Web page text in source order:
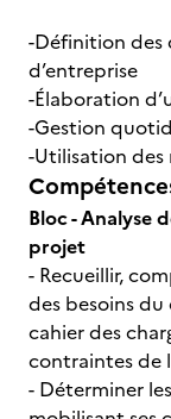
-Définition des
d’entreprise
-Élaboration
-Gestion
-Utilisation des
Bloc - Analyse
projet
- Recueillir,
des besoins
cahier des
contraintes de
- Déterminer